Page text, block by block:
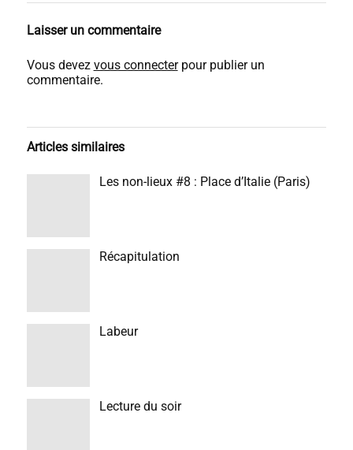
Laisser un commentaire
Vous devez vous connecterpour publier un
commentaire.
Articles similaires
Les non-lieux #8 : Place d’Italie (Paris)
Récapitulation
Labeur
Lecture du soir